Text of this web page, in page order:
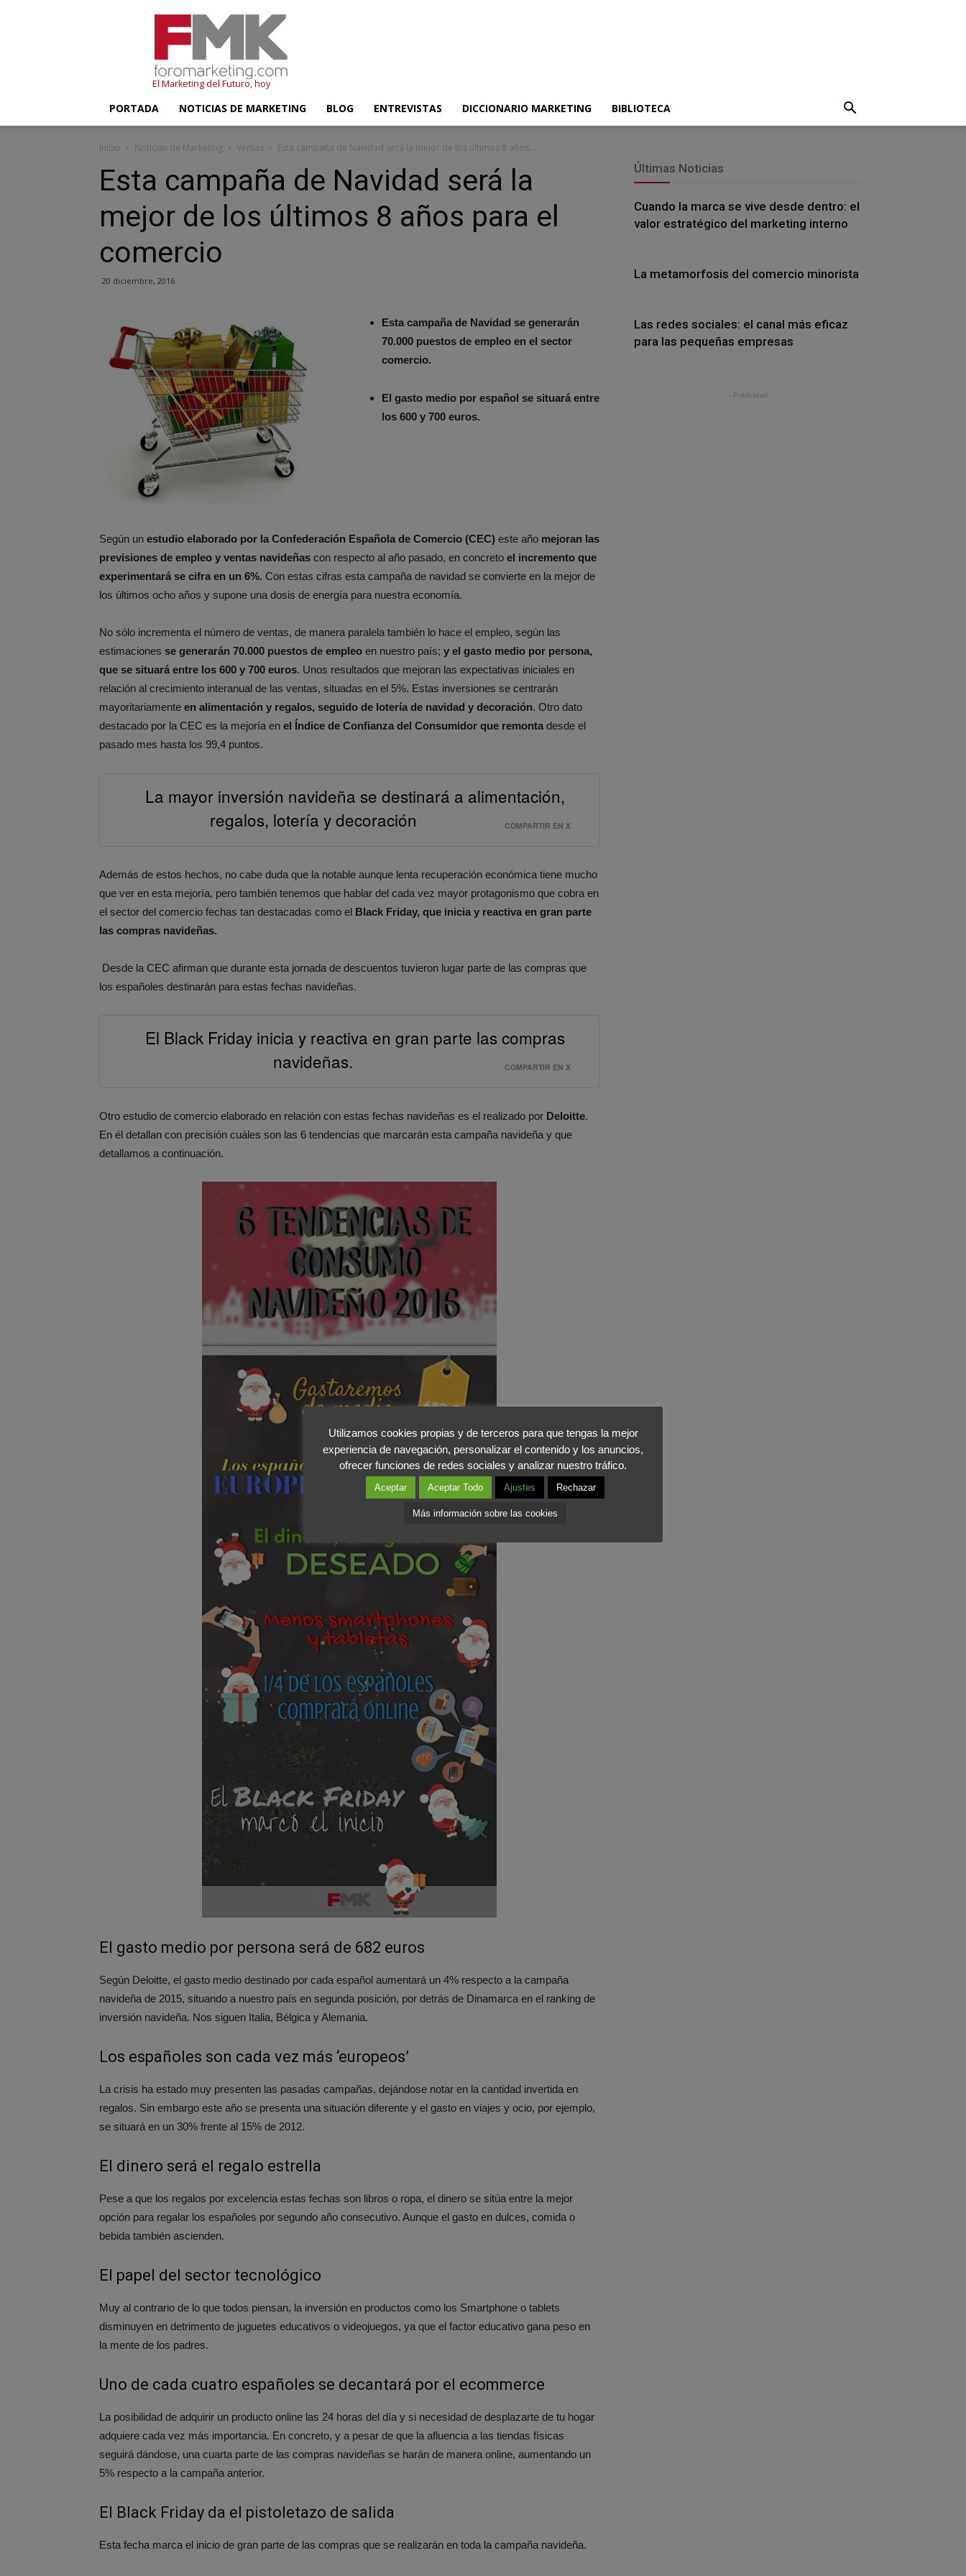
El Marketing del Futuro, hoy
PORTADA NOTICIAS DE MARKETING BLOG ENTREVISTAS DICCIONARIO MARKETING BIBLIOTECA
Inicio Noticias de Marketing Ventas Esta campaña de Navidad será la mejor de los últimos 8 años...
Esta campaña de Navidad será la
mejor de los últimos 8 años para el
comercio
20 diciembre, 2016
Esta campaña de Navidad se generarán
70.000 puestos de empleo en el sector
comercio.
El gasto medio por español se situará entre
los 600 y 700 euros.
Según un estudio elaborado por la Confederación Española de Comercio (CEC) este año mejoran las
previsiones de empleo y ventas navideñas con respecto al año pasado, en concreto el incremento que
experimentará se cifra en un 6%. Con estas cifras esta campaña de navidad se convierte en la mejor de
los últimos ocho años y supone una dosis de energía para nuestra economía.
No sólo incrementa el número de ventas, de manera paralela también lo hace el empleo, según las
estimaciones se generarán 70.000 puestos de empleo en nuestro país; y el gasto medio por persona,
que se situará entre los 600 y 700 euros. Unos resultados que mejoran las expectativas iniciales en
relación al crecimiento interanual de las ventas, situadas en el 5%. Estas inversiones se centrarán
mayoritariamente en alimentación y regalos, seguido de lotería de navidad y decoración. Otro dato
destacado por la CEC es la mejoría en el Índice de Confianza del Consumidor que remonta desde el
pasado mes hasta los 99,4 puntos.
La mayor inversión navideña se destinará a alimentación,
regalos, lotería y decoración
COMPARTIR EN X
Además de estos hechos, no cabe duda que la notable aunque lenta recuperación económica tiene mucho
que ver en esta mejoría, pero también tenemos que hablar del cada vez mayor protagonismo que cobra en
el sector del comercio fechas tan destacadas como el Black Friday, que inicia y reactiva en gran parte
las compras navideñas.
Desde la CEC afirman que durante esta jornada de descuentos tuvieron lugar parte de las compras que
los españoles destinarán para estas fechas navideñas.
El Black Friday inicia y reactiva en gran parte las compras
navideñas.
COMPARTIR EN X
Otro estudio de comercio elaborado en relación con estas fechas navideñas es el realizado por Deloitte.
En él detallan con precisión cuáles son las 6 tendencias que marcarán esta campaña navideña y que
detallamos a continuación.
El gasto medio por persona será de 682 euros
Según Deloitte, el gasto medio destinado por cada español aumentará un 4% respecto a la campaña
navideña de 2015, situando a nuestro país en segunda posición, por detrás de Dinamarca en el ranking de
inversión navideña. Nos siguen Italia, Bélgica y Alemania.
Los españoles son cada vez más ‘europeos’
La crisis ha estado muy presenten las pasadas campañas, dejándose notar en la cantidad invertida en
regalos. Sin embargo este año se presenta una situación diferente y el gasto en viajes y ocio, por ejemplo,
se situará en un 30% frente al 15% de 2012.
El dinero será el regalo estrella
Pese a que los regalos por excelencia estas fechas son libros o ropa, el dinero se sitúa entre la mejor
opción para regalar los españoles por segundo año consecutivo. Aunque el gasto en dulces, comida o
bebida también ascienden.
El papel del sector tecnológico
Muy al contrario de lo que todos piensan, la inversión en productos como los Smartphone o tablets
disminuyen en detrimento de juguetes educativos o videojuegos, ya que el factor educativo gana peso en
la mente de los padres.
Uno de cada cuatro españoles se decantará por el ecommerce
La posibilidad de adquirir un producto online las 24 horas del día y si necesidad de desplazarte de tu hogar
adquiere cada vez más importancia. En concreto, y a pesar de que la afluencia a las tiendas físicas
seguirá dándose, una cuarta parte de las compras navideñas se harán de manera online, aumentando un
5% respecto a la campaña anterior.
El Black Friday da el pistoletazo de salida
Esta fecha marca el inicio de gran parte de las compras que se realizarán en toda la campaña navideña.
Últimas Noticias
Cuando la marca se vive desde dentro: el
valor estratégico del marketing interno
La metamorfosis del comercio minorista
Las redes sociales: el canal más eficaz
para las pequeñas empresas
- Publicidad -
Utilizamos cookies propias y de terceros para que tengas la mejor
experiencia de navegación, personalizar el contenido y los anuncios,
ofrecer funciones de redes sociales y analizar nuestro tráfico.
Aceptar Aceptar Todo Ajustes Rechazar
Más información sobre las cookies